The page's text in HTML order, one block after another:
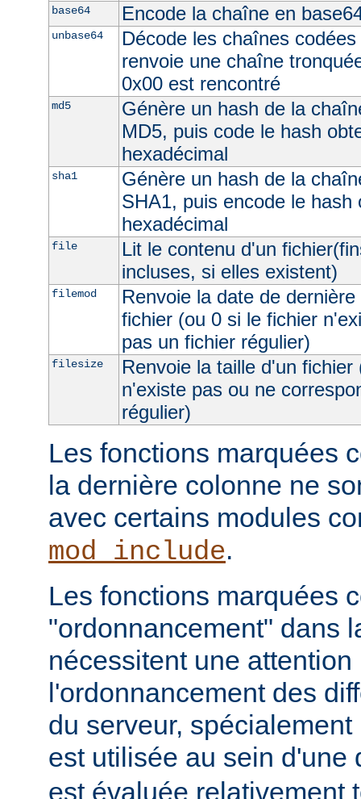
base64 Encode la chaîne en
unbase64
Décode les chaînes
renvoie une chaîne
0x00 est rencontré
md5
Génère un hash de la
MD5, puis code le hash
hexadécimal
sha1
Génère un hash de la
SHA1, puis encode le hash
hexadécimal
file
Lit le contenu d'un
incluses, si elles existent)
filemod
Renvoie la date de
fichier (ou 0 si le fichier
pas un fichier régulier)
filesize
Renvoie la taille d'un
n'existe pas ou ne
régulier)
Les fonctions marquées
la dernière colonne ne
avec certains modules
mod_include.
Les fonctions marquées
"ordonnancement" dans
nécessitent une
l'ordonnancement des
du serveur,
est utilisée au sein d'une
est évaluée relativement